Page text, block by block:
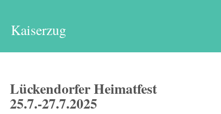
Kaiserzug
Lückendorfer Heimatfest
25.7.-27.7.2025